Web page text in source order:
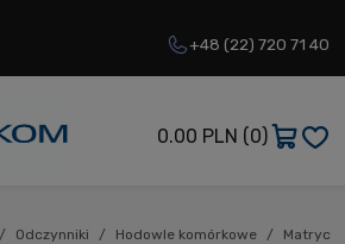
+48 (22) 720 71 40
0.00 PLN (0)
Odczynniki Hodowle komórkowe Matryce